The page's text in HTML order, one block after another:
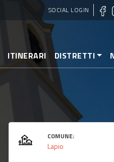
SOCIAL LOGIN
ITINERARI DISTRETTI
COMUNE:
Lapio